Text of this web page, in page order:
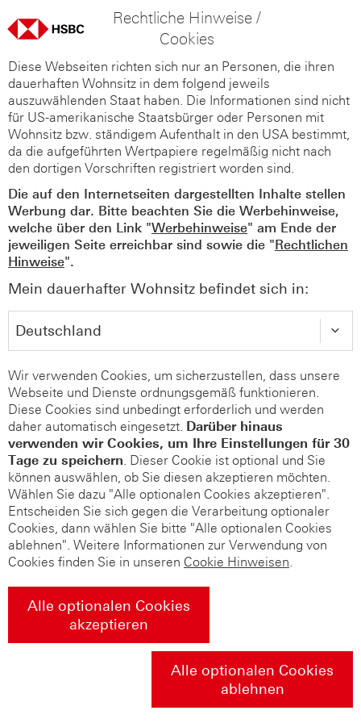
Rechtliche Hinweise /
Cookies
Diese Webseiten richten sich nur an Personen, die ihren
dauerhaften Wohnsitz in dem folgend jeweils
auszuwählenden Staat haben. Die Informationen sind nicht
für US-amerikanische Staatsbürger oder Personen mit
Wohnsitz bzw. ständigem Aufenthalt in den USA bestimmt,
da die aufgeführten Wertpapiere regelmäßig nicht nach
den dortigen Vorschriften registriert worden sind.
Die auf den Internetseiten dargestellten Inhalte stellen
Werbung dar. Bitte beachten Sie die Werbehinweise,
welche über den Link "Werbehinweise" am Ende der
jeweiligen Seite erreichbar sind sowie die "Rechtlichen
Hinweise".
Mein dauerhafter Wohnsitz befindet sich in:
Wir verwenden Cookies, um sicherzustellen, dass unsere
Webseite und Dienste ordnungsgemäß funktionieren.
Diese Cookies sind unbedingt erforderlich und werden
daher automatisch eingesetzt. Darüber hinaus
verwenden wir Cookies, um Ihre Einstellungen für 30
Tage zu speichern. Dieser Cookie ist optional und Sie
können auswählen, ob Sie diesen akzeptieren möchten.
Wählen Sie dazu "Alle optionalen Cookies akzeptieren".
Entscheiden Sie sich gegen die Verarbeitung optionaler
Cookies, dann wählen Sie bitte "Alle optionalen Cookies
ablehnen". Weitere Informationen zur Verwendung von
Cookies finden Sie in unseren Cookie Hinweisen.
Alle optionalen Cookies
akzeptieren
Alle optionalen Cookies
ablehnen